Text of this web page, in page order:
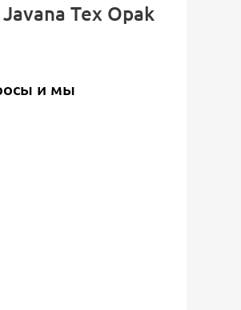
Tex Opak
и мы